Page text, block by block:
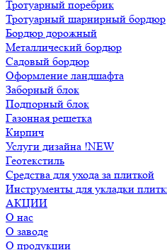
Тротуарный поребрик
Тротуарный шарнирный бордюр
Бордюр дорожный
Металлический бордюр
Садовый бордюр
Оформление ландшафта
Заборный блок
Подпорный блок
Газонная решетка
Кирпич
Услуги дизайна !NEW
Геотекстиль
Средства для ухода за плиткой
Инструменты для укладки
АКЦИИ
О нас
О заводе
О продукции